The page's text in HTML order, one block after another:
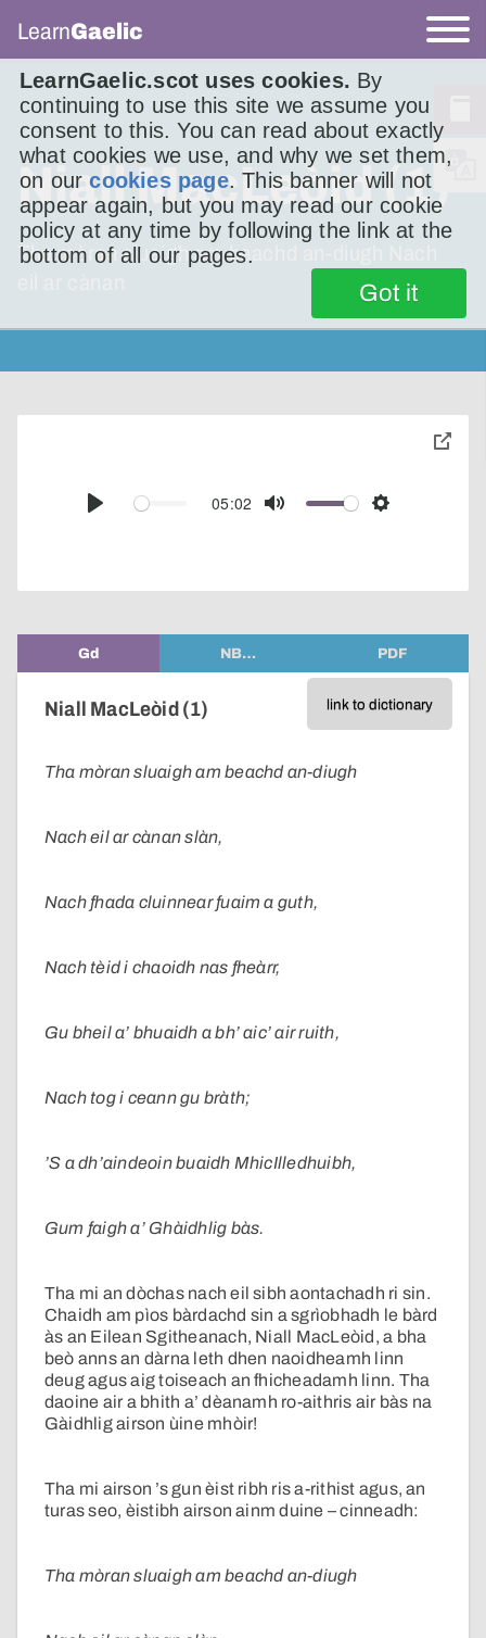
LearnGaelic.scot uses cookies. By
continuing to use this site we assume you
consent to this. You can read about exactly
what cookies we use, and why we set them,
on ourcookies page. This banner will not
appear again, but you may read our cookie
policy at any time by following the link at the
bottom of all our pages.
Got it
LearnGaelic
Niall MacLeòid (1)
Tha mòran sluaigh am beachd an-diugh Nach
Play
05:02
Mute Settings
toggle
Gd NB… PDF
link to dictionary
Niall MacLeòid (1)
Tha mòran sluaigh am beachd an-diugh
Nach eil ar cànan slàn,
Nach fhada cluinnear fuaim a guth,
Nach tèid i chaoidh nas fheàrr,
Gu bheil a’ bhuaidh a bh’ aic’ air ruith,
Nach tog i ceann gu bràth;
’S a dh’aindeoin buaidh MhicIlledhuibh,
Gum faigh a’ Ghàidhlig bàs.
Tha mi an dòchas nach eil sibh aontachadh ri sin.
Chaidh am pìos bàrdachd sin a sgrìobhadh le bàrd
às an Eilean Sgitheanach, Niall MacLeòid, a bha
beò anns an dàrna leth dhen naoidheamh linn
deug agus aig toiseach an fhicheadamh linn. Tha
daoine air a bhith a’ dèanamh ro-aithris air bàs na
Gàidhlig airson ùine mhòir!
Tha mi airson ’s gun èist ribh ris a-rithist agus, an
turas seo, èistibh airson ainm duine – cinneadh:
Tha mòran sluaigh am beachd an-diugh